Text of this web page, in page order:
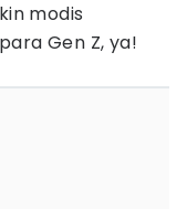
modis
Gen Z, ya!